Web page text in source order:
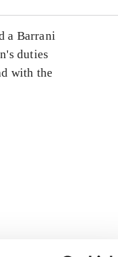
a Barrani
duties
with the